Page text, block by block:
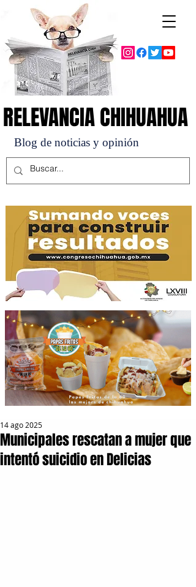
Blog de noticias y opinión
RELEVANCIA CHIHUAHUA
RELEVANCIA CHIHUAHUA
Municipales rescatan a mujer que
intentó suicidio en Delicias
14 ago 2025